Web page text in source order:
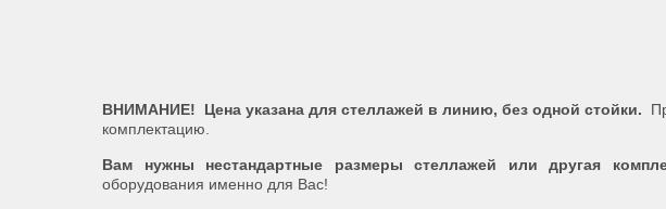
ВНИМАНИЕ! Цена указана для стеллажей в линию, без одной стойки.
комплектацию.
Вам нужны нестандартные размеры стеллажей или другая
оборудования именно для Вас!